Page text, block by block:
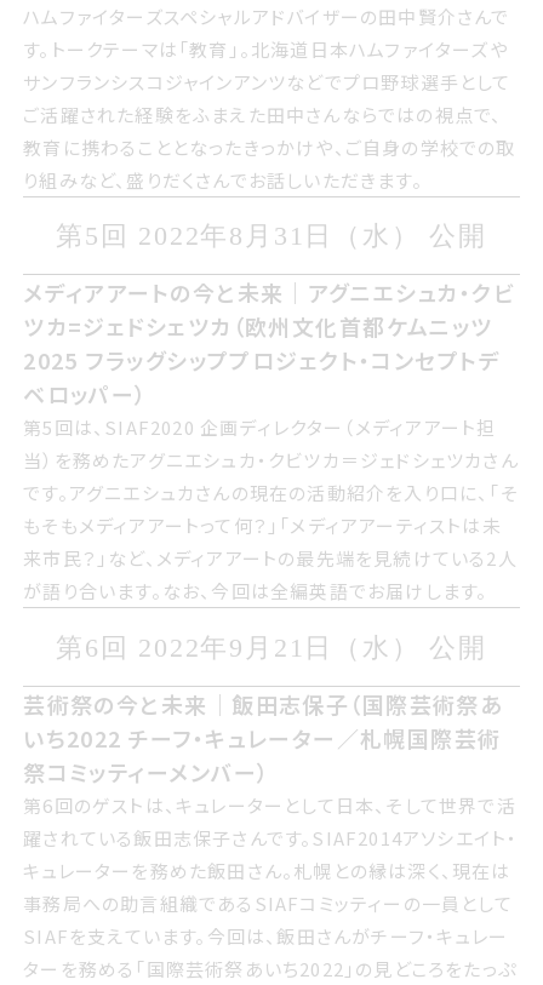
ハムファイターズスペシャルアドバイザーの田中賢介さんで
す トークテーマは教育 北海道日本ハムファイターズやサン
フランシスコジャインアンツなどでプロ野球選手としてご活
躍された経験をふまえた田中さんならではの視点で 教育に
携わることとなったきっかけや ご自身の学校での取り組み
など 盛りだくさんでお話しいただきます
ハムファイターズスペシャルアドバイザーの田中賢介さんで
す。トークテーマは「教育」。北海道日本ハムファイターズや
サンフランシスコジャインアンツなどでプロ野球選手として
ご活躍された経験をふまえた田中さんならではの視点で、
教育に携わることとなったきっかけや、ご自身の学校での取
り組みなど、盛りだくさんでお話しいただきます。
第5回 2022年はちがつ31日すいよう
び 公開
第5回 2022年8月31日（水） 公開
メディアアートの今と未来アグニエシュカクビツ
カジェドシェツカ欧州文化首都ケムニッツ2025
フラッグシッププロジェクトコンセプトデベロッパ
ー
メディアアートの今と未来｜アグニエシュカ・クビ
ツカ=ジェドシェツカ（欧州文化首都ケムニッツ
2025 フラッグシッププロジェクト・コンセプトデ
ベロッパー）
第5回は サイアフ2020 企画ディレクターメディアアート担
当を務めたアグニエシュカクビツカジェドシェツカさんです
アグニエシュカさんの現在の活動紹介を入り口に そもそも
メディアアートって何メディアアーティストは未来市民など
メディアアートの最先端を見続けている2人が語り合います
なお 今回は全編英語でお届けします
第5回は、SIAF2020 企画ディレクター（メディアアート担
当）を務めたアグニエシュカ・クビツカ＝ジェドシェツカさん
です。アグニエシュカさんの現在の活動紹介を入り口に、「そ
もそもメディアアートって何？」「メディアアーティストは未
来市民？」など、メディアアートの最先端を見続けている2人
が語り合います。なお、今回は全編英語でお届けします。
第6回 2022年くがつ21日すいようび
公開
第6回 2022年9月21日（水） 公開
げいじゅつさいの今と未来飯田志保子国際げい
じゅつさいあいち2022 チーフキュレーター／札
幌国際げいじゅつさいコミッティーメンバー
芸術祭の今と未来｜飯田志保子（国際芸術祭あ
いち2022 チーフ・キュレーター／札幌国際芸術
祭コミッティーメンバー）
第6回のゲストは キュレーターとして日本 そして世界で活
躍されている飯田志保子さんです サイアフ2014アソシエイ
トキュレーターを務めた飯田さん 札幌との縁は深く 現在は
事務局への助言組織であるサイアフコミッティーの一員と
してサイアフを支えています 今回は 飯田さんがチーフキュ
レーターを務める国際げいじゅつさいあいち2022の見どこ
第6回のゲストは、キュレーターとして日本、そして世界で活
躍されている飯田志保子さんです。SIAF2014アソシエイト・
キュレーターを務めた飯田さん。札幌との縁は深く、現在は
事務局への助言組織であるSIAFコミッティーの一員として
SIAFを支えています。今回は、飯田さんがチーフ・キュレー
ターを務める「国際芸術祭あいち2022」の見どころをたっぷ